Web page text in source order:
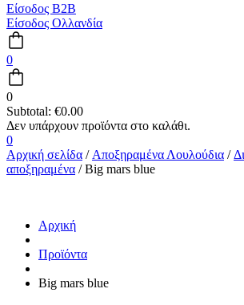
Είσοδος B2B
Είσοδος Ολλανδία
0
0
Subtotal: €0.00
0
Αρχική σελίδα / Αποξηραμένα Λουλούδια /
αποξηραμένα / Big mars blue
Αρχική
Προϊόντα
Big mars blue